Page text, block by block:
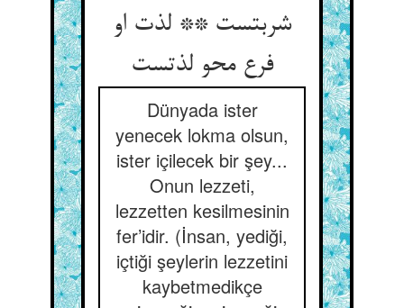
شربتست ** لذت او
فرع محو لذتست
Dünyada ister
yenecek lokma olsun,
ister içilecek bir şey...
Onun lezzeti,
lezzetten kesilmesinin
fer’idir. (İnsan, yediği,
içtiği şeylerin lezzetini
kaybetmedikçe